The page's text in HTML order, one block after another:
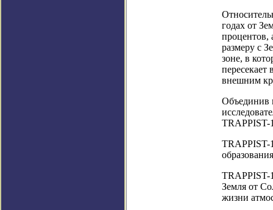
годах от
процентов,
размеру с
зоне, в
пересекает
внешним
Объединив
TRAPPIST-
TRAPPIST-
TRAPPIST-
Земля от
жизни